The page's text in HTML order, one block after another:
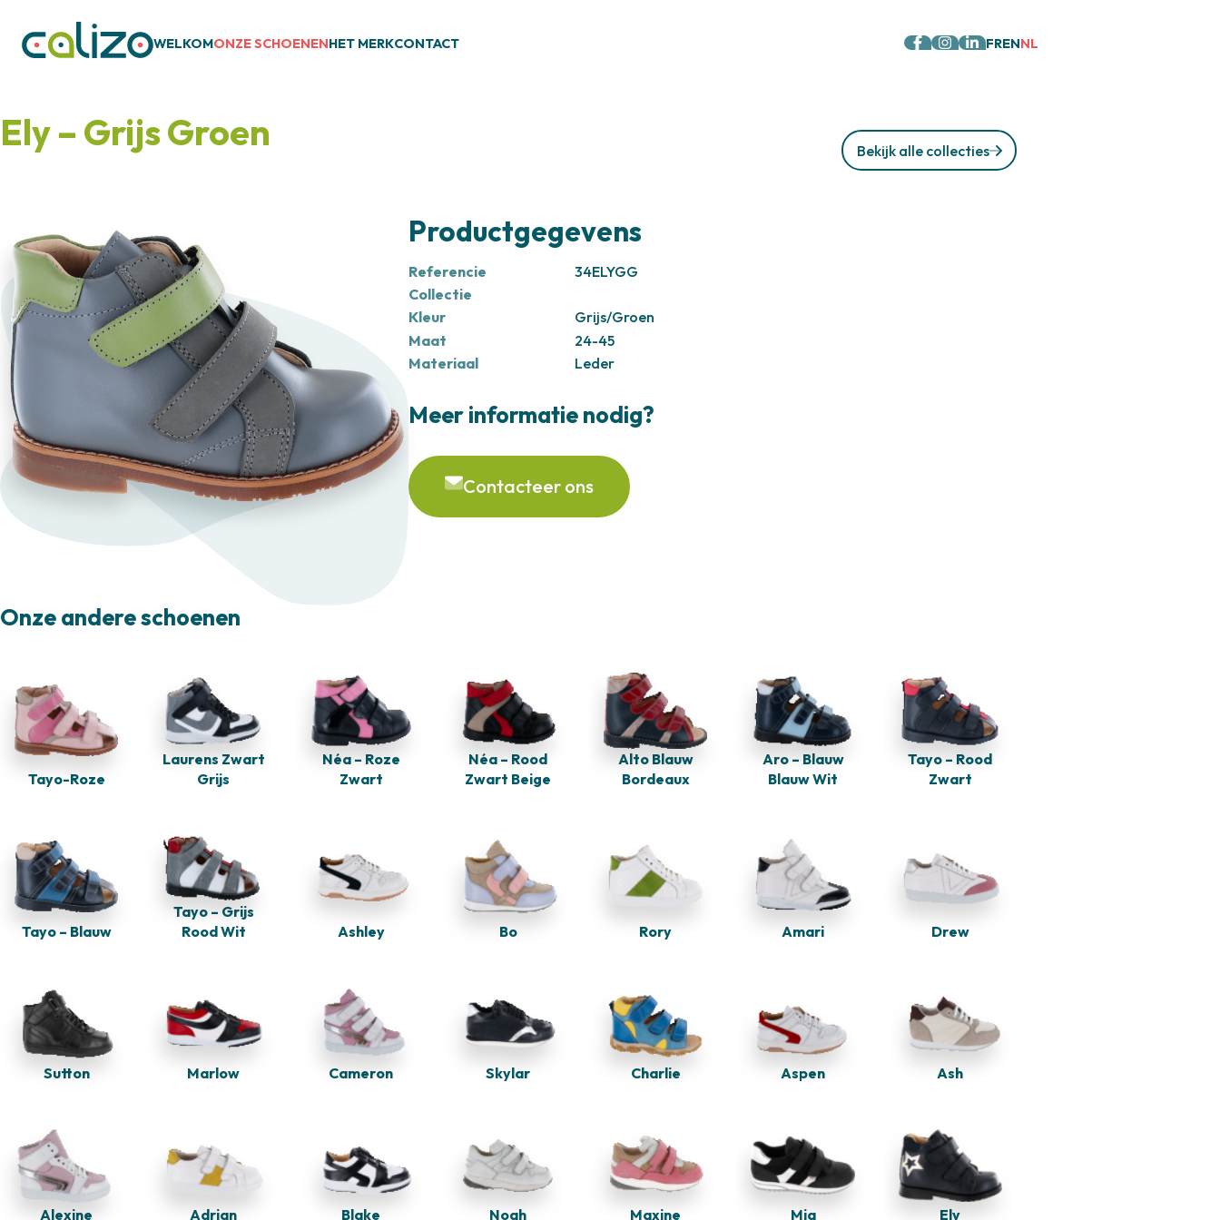
WELKOMONZE SCHOENENHET MERKCONTACT FRENNL
Ely – Grijs Groen Bekijk alle collecties
Productgegevens
Referencie
34ELYGG
Collectie
Kleur
Grijs/Groen
Maat
24-45
Materiaal
Leder
Meer informatie nodig?
Contacteer ons
Onze andere schoenen
Tayo-Roze
Laurens Zwart
Grijs
Néa – Roze
Zwart
Néa – Rood
Zwart Beige
Alto Blauw
Bordeaux
Aro – Blauw
Blauw Wit
Tayo – Rood
Zwart
Tayo – Blauw
Tayo – Grijs
Rood Wit
Ashley Bo Rory Amari Drew
Sutton Marlow Cameron Skylar Charlie Aspen Ash
Alexine Adrian Blake Noah Maxine Mia Ely